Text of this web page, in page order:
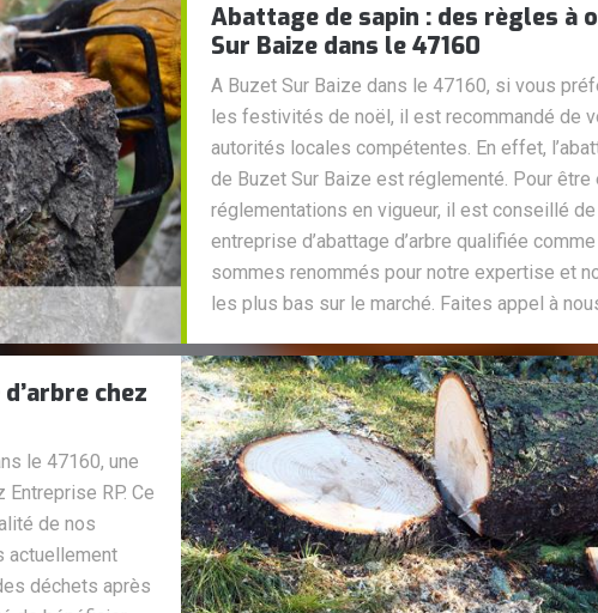
Abattage de sapin : des règles à
Sur Baize dans le 47160
A Buzet Sur Baize dans le 47160, si vous
les festivités de noël, il est recommandé de
autorités locales compétentes. En effet,
de Buzet Sur Baize est réglementé. Pour
réglementations en vigueur, il est conseillé de
entreprise d’abattage d’arbre qualifiée
sommes renommés pour notre expertise et
les plus bas sur le marché. Faites appel à
chez
le 47160, une
RP. Ce
de nos
actuellement
déchets après